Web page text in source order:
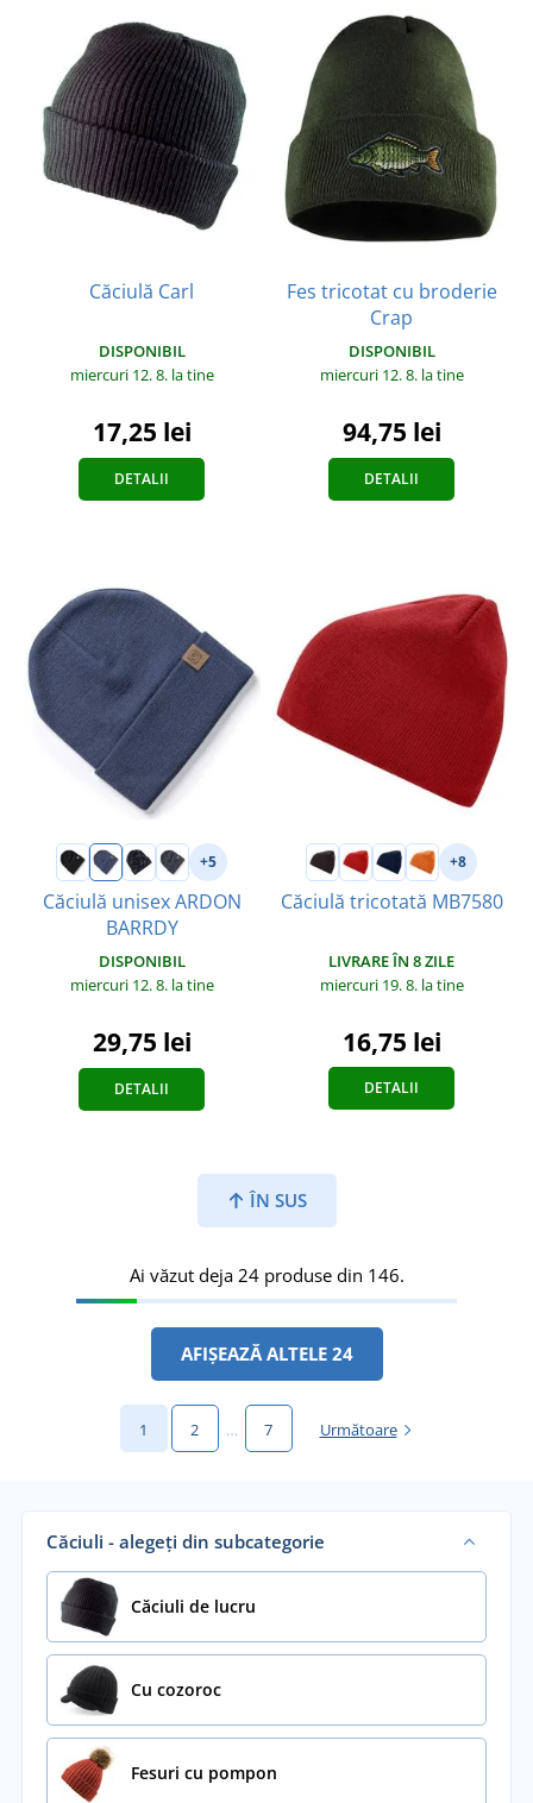
Căciulă Carl
DISPONIBIL
miercuri 12. 8. la tine
17,25 lei
DETALII
Fes tricotat cu broderie
Crap
DISPONIBIL
miercuri 12. 8. la tine
94,75 lei
DETALII
+5
Căciulă unisex ARDON
BARRDY
DISPONIBIL
miercuri 12. 8. la tine
29,75 lei
DETALII
+8
Căciulă tricotată MB7580
LIVRARE ÎN 8 ZILE
miercuri 19. 8. la tine
16,75 lei
DETALII
ÎN SUS
Ai văzut deja 24 produse din 146.
AFIȘEAZĂ ALTELE 24
1 2 … 7 Următoare
Căciuli - alegeți din subcategorie
Căciuli de lucru
Cu cozoroc
Fesuri cu pompon